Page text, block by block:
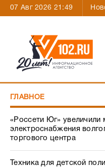
07 Авг 2026 21:49
ГЛАВНОЕ
«Россети Юг» увеличили
электроснабжения
торгового центра
Техника для детской